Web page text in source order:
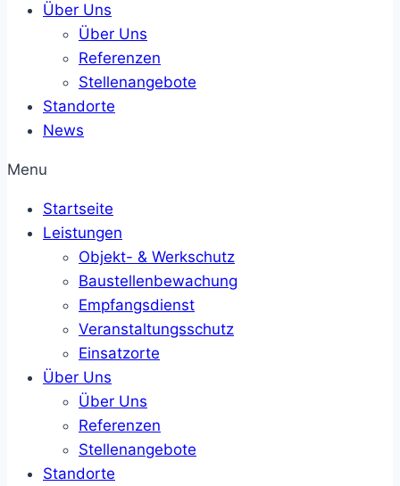
Über Uns
Über Uns
Referenzen
Stellenangebote
Standorte
News
Menu
Startseite
Leistungen
Objekt- & Werkschutz
Baustellenbewachung
Empfangsdienst
Veranstaltungsschutz
Einsatzorte
Über Uns
Über Uns
Referenzen
Stellenangebote
Standorte